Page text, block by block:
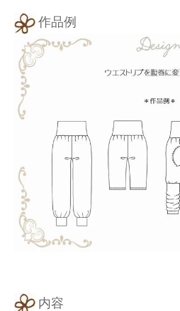
作品例
内容